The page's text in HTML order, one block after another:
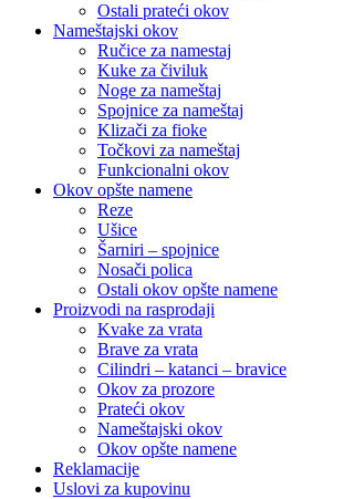
Ostali prateći okov
Nameštajski okov
Ručice za namestaj
Kuke za čiviluk
Noge za nameštaj
Spojnice za nameštaj
Klizači za fioke
Točkovi za nameštaj
Funkcionalni okov
Okov opšte namene
Reze
Ušice
Šarniri – spojnice
Nosači polica
Ostali okov opšte namene
Proizvodi na rasprodaji
Kvake za vrata
Brave za vrata
Cilindri – katanci – bravice
Okov za prozore
Prateći okov
Nameštajski okov
Okov opšte namene
Reklamacije
Uslovi za kupovinu